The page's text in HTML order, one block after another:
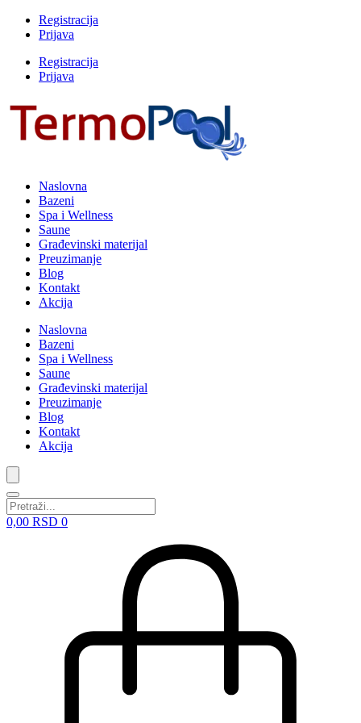
Registracija
Prijava
Registracija
Prijava
Naslovna
Bazeni
Spa i Wellness
Saune
Građevinski materijal
Preuzimanje
Blog
Kontakt
Akcija
Naslovna
Bazeni
Spa i Wellness
Saune
Građevinski materijal
Preuzimanje
Blog
Kontakt
Akcija
0,00 RSD 0